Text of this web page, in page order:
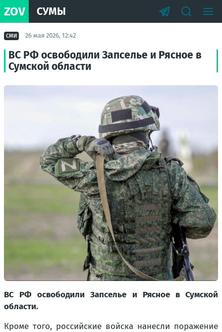
ZOV СУМЫ
СМИ 26 мая 2026, 12:42
ВС РФ освободили Запселье и Рясное в
Сумской области
ВС РФ освободили Запселье и Рясное в Сумской
области.
Кроме того, российские войска нанесли поражение